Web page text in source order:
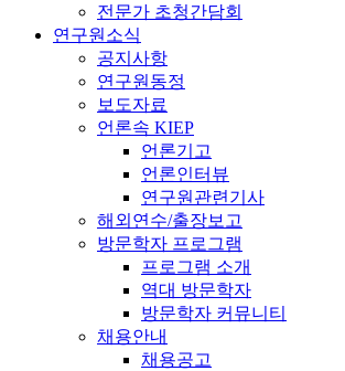
전문가 초청간담회
연구원소식
공지사항
연구원동정
보도자료
언론속 KIEP
언론기고
언론인터뷰
연구원관련기사
해외연수/출장보고
방문학자 프로그램
프로그램 소개
역대 방문학자
방문학자 커뮤니티
채용안내
채용공고